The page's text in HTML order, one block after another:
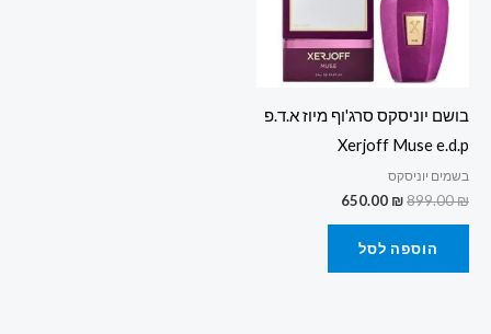
בושם יוניסקס סרג'וף מיוז א.ד.פ
Xerjoff Muse e.d.p
בשמים יוניסקס
899.00₪
650.00 ₪
הוספה לסל